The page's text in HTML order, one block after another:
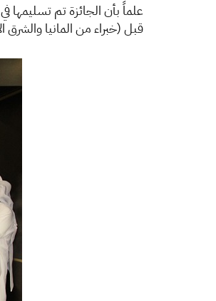
علماً بأن الجائزة تم
قبل (خبراء من المانيا والشرق